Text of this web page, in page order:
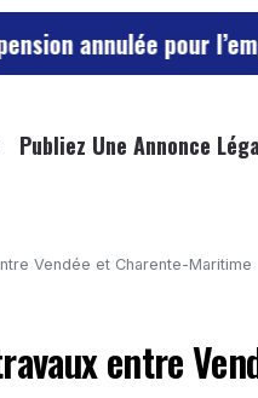
pour l’employée de
Publiez Une Annonce
Vendée et Charente-Maritime
entre